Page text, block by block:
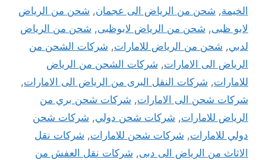
الخيمة, شحن من الرياض الى عجمان, شحن من الرياض
لابو ظبى, شحن من الرياض لابوظبى, شحن من الرياض
لدبي, شحن من الرياض للامارات, شركات الشحن من
الرياض الى الامارات, شركات الشحن من الرياض
للامارات, شركات النقل البرى من الرياض الى الامارات,
شركات شحن الى الامارات, شركات شحن بري من
الرياض للامارات, شركات شحن دولي, شركات شحن
دولي للامارات, شركات شحن للامارات, شركات نقل
الاثاث من الرياض الى دبى, شركات نقل العفش من